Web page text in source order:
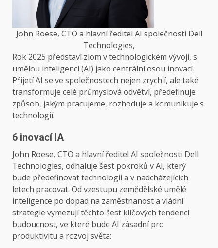
John Roese, CTO a hlavní ředitel AI společnosti Dell
Technologies,
Rok 2025 představí zlom v technologickém vývoji, s
umělou inteligencí (AI) jako centrální osou inovací.
Přijetí AI se ve společnostech nejen zrychlí, ale také
transformuje celé průmyslová odvětví, předefinuje
způsob, jakým pracujeme, rozhoduje a komunikuje s
technologií.
6 inovací IA
John Roese, CTO a hlavní ředitel AI společnosti Dell
Technologies, odhaluje šest pokroků v AI, který
bude předefinovat technologii a v nadcházejících
letech pracovat. Od vzestupu zemědělské umělé
inteligence po dopad na zaměstnanost a vládní
strategie vymezují těchto šest klíčových tendencí
budoucnost, ve které bude AI zásadní pro
produktivitu a rozvoj světa: